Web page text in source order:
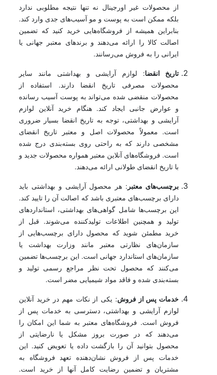
از محصولات غیر اورجینال نه تنها نتیجه مطلوبی ندارد
بلکه ممکن است به پوست و مو آسیب‌های جدی وارد کند.
بنابراین همیشه از فروشگاه‌هایی خرید کنید که تضمین
اصالت کالا را ارائه می‌دهند و برندهای معتبر جهانی یا
ایرانی را به فروش می‌رسانند.
تاریخ انقضا: لوازم آرایشی و بهداشتی مانند سایر
محصولات مصرفی تاریخ انقضا دارند. استفاده از
محصولات منقضی شده می‌تواند به پوست آسیب رسانده
و عوارض جانبی ایجاد کند. هنگام خرید آنلاین لوازم
آرایشی و بهداشتی، توجه به تاریخ انقضا بسیار ضروری
است. معمولاً محصولات اصل و معتبر تاریخ انقضای
مشخصی دارند که به راحتی روی بسته‌بندی درج شده
است. فروشگاه‌های آنلاین معتبر همواره محصولات جدید و
با تاریخ انقضای طولانی ارائه می‌دهند.
برچسب‌های معتبر : هر محصول آرایشی و بهداشتی باید
دارای برچسب‌های معتبری باشد که اصالت آن را تایید کند.
این برچسب‌ها شامل گواهی‌های بهداشتی، استانداردهای
تولید و همچنین اطلاعات تولیدکننده می‌شوند. قبل از
خرید مطمئن شوید که محصول دارای برچسب‌هایی از
سازمان‌های نظارتی معتبر مانند وزارت بهداشت یا
سازمان‌های استاندارد جهانی است. این برچسب‌ها تضمین
می‌کنند که محصول تحت نظر مراجع رسمی تولید و
بسته‌بندی شده و فاقد مواد شیمیایی مضر است.
خدمات پس از فروش: یکی از نکات مهم در خرید آنلاین
لوازم آرایشی و بهداشتی، دسترسی به خدمات پس از
فروش است. فروشگاه‌های معتبر به شما این امکان را
می‌دهند که در صورت بروز مشکل یا نارضایتی از
محصول بتوانید آن را بازگشت داده یا تعویض کنید. این
خدمات پس از فروش نشان‌دهنده تعهد فروشگاه به
مشتریان و تضمین رضایت کامل آنها از خرید است.